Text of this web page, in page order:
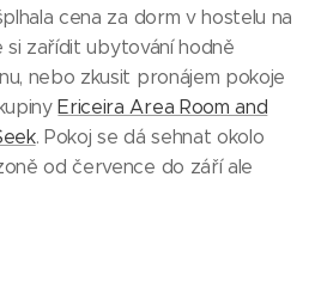
cena za dorm v hostelu na
si zařídit ubytování hodně
nebo zkusit pronájem pokoje
Ericeira Area Room and
. Pokoj se dá sehnat okolo
od července do září ale